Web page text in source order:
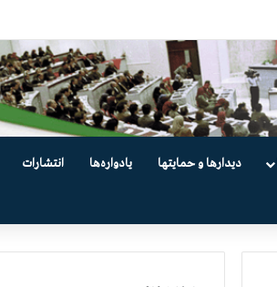
دیدارها و حمایتها یادواره‌ها انتشارات